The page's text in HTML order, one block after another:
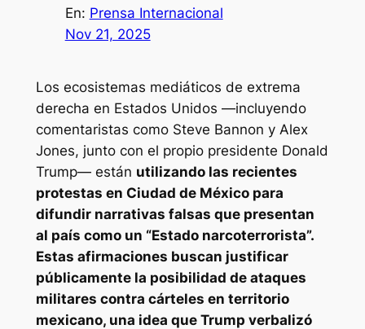
En: Prensa Internacional
Nov 21, 2025
Los ecosistemas mediáticos de extrema
derecha en Estados Unidos —incluyendo
comentaristas como Steve Bannon y Alex
Jones, junto con el propio presidente Donald
Trump— están utilizando las recientes
protestas en Ciudad de México para
difundir narrativas falsas que presentan
al país como un “Estado narcoterrorista”.
Estas afirmaciones buscan justificar
públicamente la posibilidad de ataques
militares contra cárteles en territorio
mexicano, una idea que Trump verbalizó